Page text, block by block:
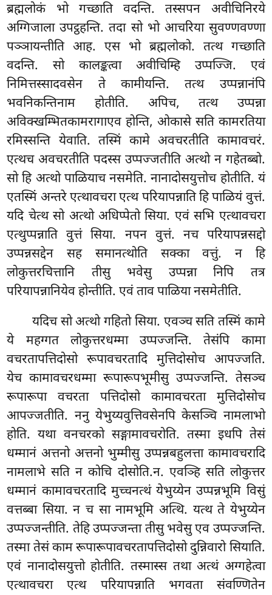
ब्रह्मलोकं भो गच्छाति वदन्ति. तस्सपन अवीचिनिरये
अग्गिजाला उपट्ठहन्ति. तदा सो भो आचरिया सुवण्णवण्णा
पञ्ञायन्तीति आह. एस भो ब्रह्मलोको. तत्थ गच्छाति
वदन्ति. सो कालङ्कत्वा अवीचिम्हि उप्पज्जि. एवं
निमित्तस्सादवसेन ते कामीयन्ति. तत्थ उप्पन्नानंपि
भवनिकन्तिनाम होतीति. अपिच, तत्थ उप्पन्ना
अविक्खम्भितकामरागाएव होन्ति, ओकासे सति कामरतिया
रमिस्सन्ति येवाति. तस्मिं कामे अवचरतीति कामावचरं.
एत्थच अवचरतीति पदस्स उप्पज्जतीति अत्थो न गहेतब्बो.
सो हि अत्थो पाळियाच नसमेति. नानादोसयुत्तोच होतीति. यं
एतस्मिं अन्तरे एत्थावचरा एत्थ परियापन्नाति हि पाळियं वुत्तं.
यदि चेत्थ सो अत्थो अधिप्पेतो सिया. एवं सभि एत्थावचरा
एत्थुप्पन्नाति वुत्तं सिया. नपन वुत्तं. नच परियापन्नसद्दो
उप्पन्नसद्देन सह समानत्थोति सक्का वत्तुं. न हि
लोकुत्तरचित्तानि तीसु भवेसु उप्पन्ना निपि तत्र
परियापन्नानियेव होन्तीति. एवं ताव पाळिया नसमेतीति.
यदिच सो अत्थो गहितो सिया. एवञ्च सति तस्मिं कामे
ये महग्गत लोकुत्तरधम्मा उप्पज्जन्ति. तेसंपि कामा
वचरतापत्तिदोसो रूपावचरतादि मुत्तिदोसोच आपज्जति.
येच कामावचरधम्मा रूपारूपभूमीसु उप्पज्जन्ति. तेसञ्च
रूपारूपा वचरता पत्तिदोसो कामावचरता मुत्तिदोसोच
आपज्जतीति. ननु येभुय्यवुत्तिवसेनपि केसञ्चि नामलाभो
होति. यथा वनचरको सङ्गामावचरोति. तस्मा इधपि तेसं
धम्मानं अत्तनो अत्तनो भुम्मीसु उप्पन्नबहुलत्ता कामावचरादि
नामलाभे सति न कोचि दोसोति.न. एवञ्हि सति लोकुत्तर
धम्मानं कामावचरतादि मुच्चनत्थं येभुय्येन उप्पन्नभूमि विसुं
वत्तब्बा सिया. न च सा नामभूमि अत्थि. यत्थ ते येभुय्येन
उप्पज्जन्तीति. तेहि उप्पज्जन्ता तीसु भवेसु एव उप्पज्जन्ति.
तस्मा तेसं काम रूपारूपावचरतापत्तिदोसो दुन्निवारो सियाति.
एवं नानादोसयुत्तो होतीति. तस्मास्स तथा अत्थं अग्गहेत्वा
एत्थावचरा एत्थ परियापन्नाति भगवता संवण्णितेन